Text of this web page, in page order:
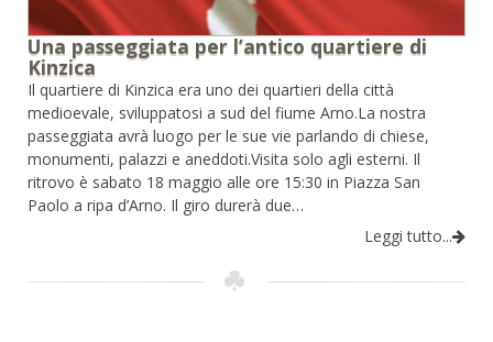
Una passeggiata per l’antico quartiere di
Kinzica
Il quartiere di Kinzica era uno dei quartieri della città
medioevale, sviluppatosi a sud del fiume Arno.La nostra
passeggiata avrà luogo per le sue vie parlando di chiese,
monumenti, palazzi e aneddoti.Visita solo agli esterni. Il
ritrovo è sabato 18 maggio alle ore 15:30 in Piazza San
Paolo a ripa d’Arno. Il giro durerà due…
Leggi tutto...